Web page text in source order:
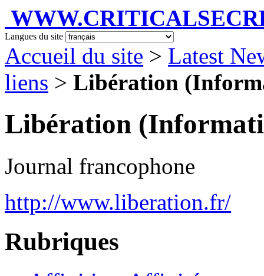
Langues du site
Accueil du site > Latest
liens > Libération
Libération
Journal francophone
http://www.liberation.fr/
Rubriques